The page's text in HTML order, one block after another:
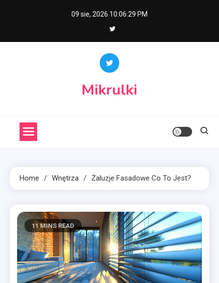
09 sie, 2026 10:06:30 PM
Mikrulki
Home Wnętrza Żaluzje Fasadowe Co To Jest?
11 MINS READ